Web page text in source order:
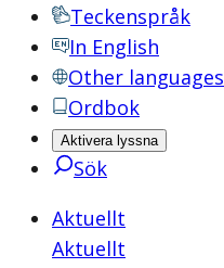
Teckenspråk
In English
Other languages
Ordbok
Aktivera lyssna
Sök
Aktuellt
Aktuellt